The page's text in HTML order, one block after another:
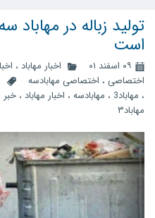
تولید زباله در مهاباد
است
۰۹ اسفند ۰۱ اخبار مهاباد ،
اختصاصی ، اختصاصی مهابادسه
، مهاباد3 ، مهابادسه ، اخبار مهاباد ، خبر
مهاباد۳